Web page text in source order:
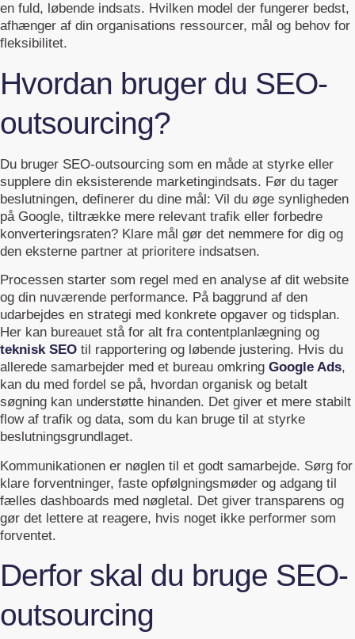
en fuld, løbende indsats. Hvilken model der fungerer bedst,
afhænger af din organisations ressourcer, mål og behov for
fleksibilitet.
Hvordan bruger du SEO-
outsourcing?
Du bruger SEO-outsourcing som en måde at styrke eller
supplere din eksisterende marketingindsats. Før du tager
beslutningen, definerer du dine mål: Vil du øge synligheden
på Google, tiltrække mere relevant trafik eller forbedre
konverteringsraten? Klare mål gør det nemmere for dig og
den eksterne partner at prioritere indsatsen.
Processen starter som regel med en analyse af dit website
og din nuværende performance. På baggrund af den
udarbejdes en strategi med konkrete opgaver og tidsplan.
Her kan bureauet stå for alt fra contentplanlægning og
teknisk SEO til rapportering og løbende justering. Hvis du
allerede samarbejder med et bureau omkring Google Ads,
kan du med fordel se på, hvordan organisk og betalt
søgning kan understøtte hinanden. Det giver et mere stabilt
flow af trafik og data, som du kan bruge til at styrke
beslutningsgrundlaget.
Kommunikationen er nøglen til et godt samarbejde. Sørg for
klare forventninger, faste opfølgningsmøder og adgang til
fælles dashboards med nøgletal. Det giver transparens og
gør det lettere at reagere, hvis noget ikke performer som
forventet.
Derfor skal du bruge SEO-
outsourcing